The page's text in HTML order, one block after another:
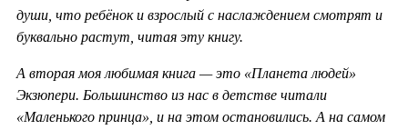
души, что ребёнок и взрослый с наслаждением смотрят и
буквально растут, читая эту книгу.
А вторая моя любимая книга — это «Планета людей»
Экзюпери. Большинство из нас в детстве читали
«Маленького принца», и на этом остановились. А на самом